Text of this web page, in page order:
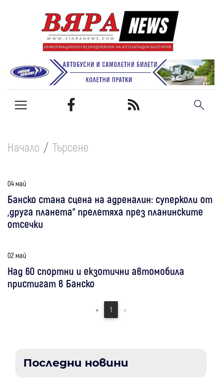
Начало Търсене
04 май
Банско стана сцена на адреналин: суперколи от
„друга планета“ прелетяха през планинските
отсечки
02 май
Над 60 спортни и екзотични автомобила
пристигат в Банско
« 1 »
Последни новини